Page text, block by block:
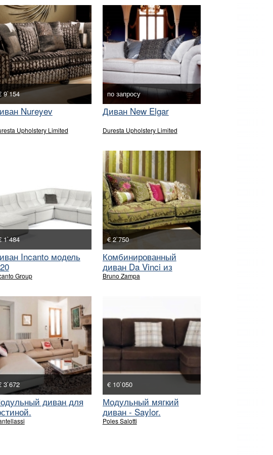
9`154
Nureyev
Upholstery Limited
по запросу
Диван New Elgar
Duresta Upholstery Limited
1`484
Incanto модель
Group
€ 2`750
Комбинированный
диван Da Vinci из
коллекции Scenes
Bruno Zampa
3`672
диван для
€ 10`050
Модульный мягкий
диван - Saylor.
Poles Salotti